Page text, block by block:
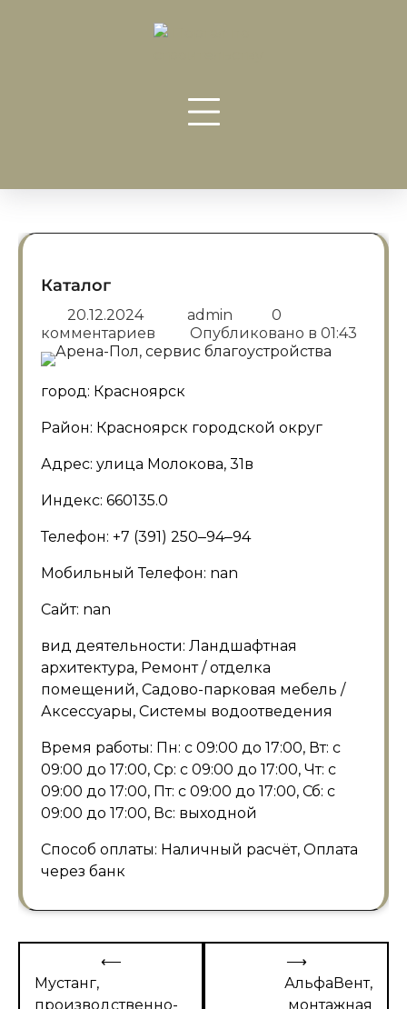
Каталог
20.12.2024 admin
0
комментариев
Опубликовано в 01:43
город: Красноярск
Район: Красноярск городской округ
Адрес: улица Молокова, 31в
Индекс: 660135.0
Телефон: +7 (391) 250‒94‒94
Мобильный Телефон: nan
Сайт: nan
вид деятельности: Ландшафтная
архитектура, Ремонт / отделка
помещений, Садово-парковая мебель /
Аксессуары, Системы водоотведения
Время работы: Пн: с 09:00 до 17:00, Вт: с
09:00 до 17:00, Ср: с 09:00 до 17:00, Чт: с
09:00 до 17:00, Пт: с 09:00 до 17:00, Сб: с
09:00 до 17:00, Вс: выходной
Способ оплаты: Наличный расчёт, Оплата
через банк
Навигация
по
⟵
Мустанг,
производственно-
АльфаВент,
монтажная
⟶